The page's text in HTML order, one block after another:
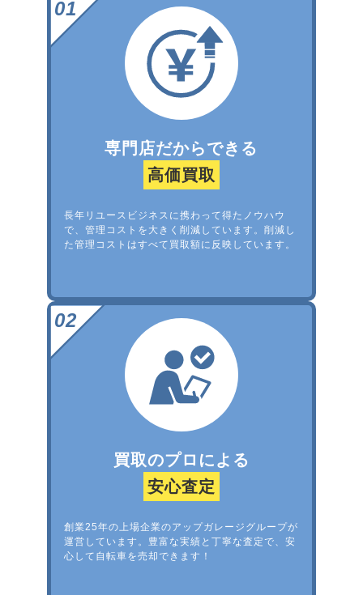
専門店だからできる
高価買取
長年リユースビジネスに携わって得たノウハウ
で、管理コストを大きく削減しています。削減し
た管理コストはすべて買取額に反映しています。
買取のプロによる
安心査定
創業25年の上場企業のアップガレージグループが
運営しています。豊富な実績と丁寧な査定で、安
心して自転車を売却できます！